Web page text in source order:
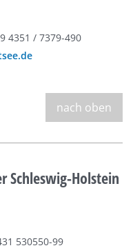
4351 / 7379-490
nach oben
Schleswig-Holstein
530550-99